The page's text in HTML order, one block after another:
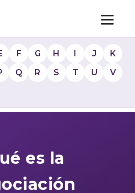
F G H I J
K
Q R S T U
V
es la